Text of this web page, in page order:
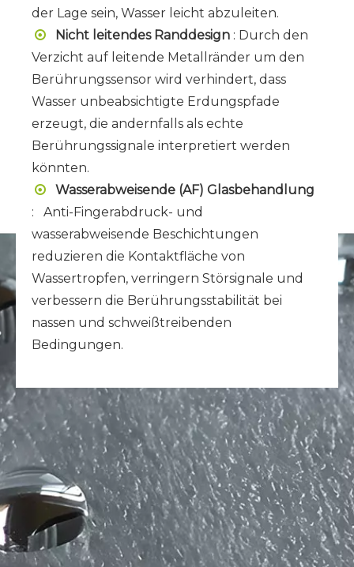
der Lage sein, Wasser leicht abzuleiten.
 Nicht leitendes Randdesign : Durch den
Verzicht auf leitende Metallränder um den
Berührungssensor wird verhindert, dass
Wasser unbeabsichtigte Erdungspfade
erzeugt, die andernfalls als echte
Berührungssignale interpretiert werden
könnten.

Wasserabweisende (AF) Glasbehandlung
: Anti-Fingerabdruck- und
wasserabweisende Beschichtungen
reduzieren die Kontaktfläche von
Wassertropfen, verringern Störsignale und
verbessern die Berührungsstabilität bei
nassen und schweißtreibenden
Bedingungen.